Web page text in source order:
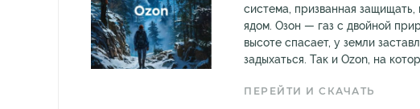
система, призванная защищать,
ядом. Озон — газ с двойной
высоте спасает, у земли
задыхаться. Так и Ozon, на
ПЕРЕЙТИ И СКАЧАТЬ